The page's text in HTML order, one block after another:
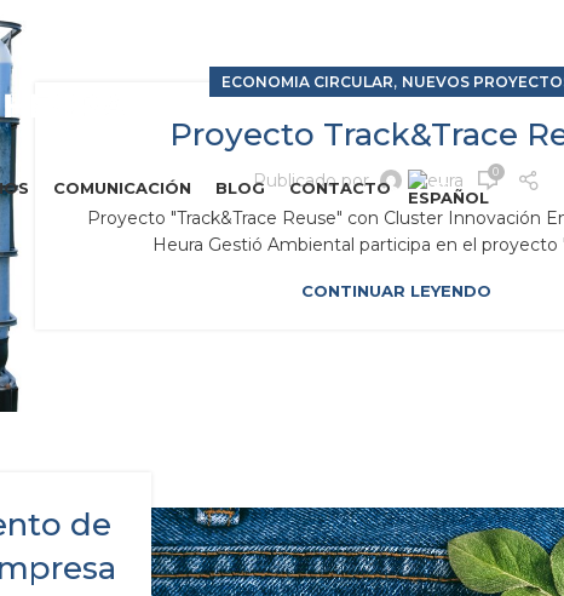
COMUNICACIÓN BLOG CONTACTO
ECONOMIA CIRCULAR, NUEVOS
Proyecto Track&Trace
Publicado por Heura 0
Proyecto "Track&Trace Reuse" con Cluster Innovación
Heura Gestió Ambiental participa en el proyecto
CONTINUAR LEYENDO
de